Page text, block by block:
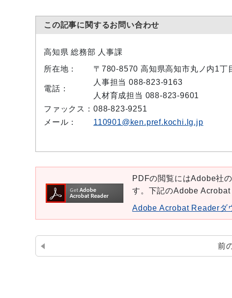
この記事に関するお問い合わせ
高知県 総務部 人事課
所在地：
〒780-8570 高知県高知市丸ノ内1丁
電話：
人事担当 088-823-9163
人材育成担当 088-823-9601
ファックス： 088-823-9251
メール：
110901@ken.pref.kochi.lg.jp
PDFの閲覧にはAdobe社
す。下記のAdobe Acrobat
Adobe Acrobat Readerダ
前